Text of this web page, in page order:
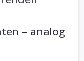
– analog